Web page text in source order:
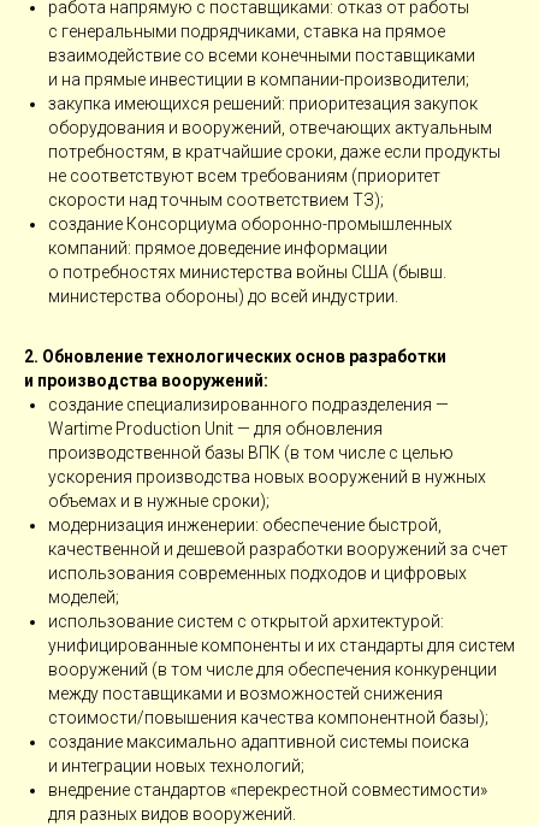
работа напрямую с поставщиками: отказ от работы
с генеральными подрядчиками, ставка на прямое
взаимодействие со всеми конечными поставщиками
и на прямые инвестиции в компании-­производители;
закупка имеющихся решений: приоритезация закупок
оборудования и вооружений, отвечающих актуальным
потребностям, в кратчайшие сроки, даже если продукты
не соответствуют всем требованиям (приоритет
скорости над точным соответствием ТЗ);
создание Консорциума оборонно-­промышленных
компаний: прямое доведение информации
о потребностях министерства вой­ны США (бывш.
министерства обороны) до всей индустрии.
2. Обновление технологических основ разработки
и производства вооружений:
создание специализированного подразделения — ​
Wartime Production Unit — ​для обновления
производственной базы ВПК (в том числе с целью
ускорения производства новых вооружений в нужных
объемах и в нужные сроки);
модернизация инженерии: обеспечение быстрой,
качественной и дешевой разработки вооружений за счет
использования современных подходов и цифровых
моделей;
использование систем с открытой архитектурой:
унифицированные компоненты и их стандарты для систем
вооружений (в том числе для обеспечения конкуренции
между поставщиками и возможностей снижения
стоимости/повышения качества компонентной базы);
создание максимально адаптивной системы поиска
и интеграции новых технологий;
внедрение стандартов «перекрестной совместимости»
для разных видов вооружений.